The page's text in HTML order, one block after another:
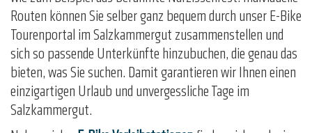
Routen können Sie selber ganz bequem durch unser E-Bike
Tourenportal im Salzkammergut zusammenstellen und
sich so passende Unterkünfte hinzubuchen, die genau das
bieten, was Sie suchen. Damit garantieren wir Ihnen einen
einzigartigen Urlaub und unvergessliche Tage im
Salzkammergut.